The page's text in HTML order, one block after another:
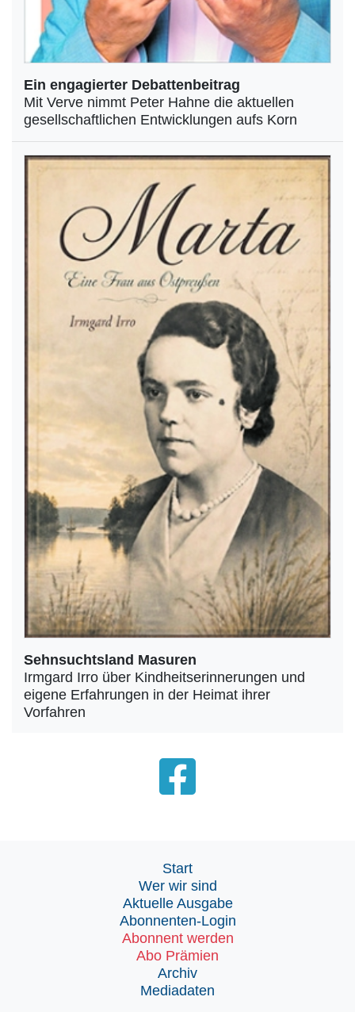
Ein engagierter Debattenbeitrag
Mit Verve nimmt Peter Hahne die aktuellen
gesellschaftlichen Entwicklungen aufs Korn
Sehnsuchtsland Masuren
Irmgard Irro über Kindheitserinnerungen und
eigene Erfahrungen in der Heimat ihrer
Vorfahren
Start
Wer wir sind
Aktuelle Ausgabe
Abonnenten-Login
Abonnent werden
Abo Prämien
Archiv
Mediadaten